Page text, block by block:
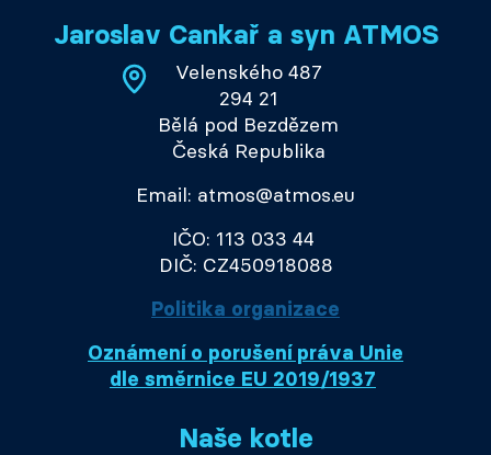
Jaroslav Cankař a syn ATMOS
Velenského 487
294 21
Bělá pod Bezdězem
Česká Republika
Email: atmos@atmos.eu
IČO: 113 033 44
DIČ: CZ450918088
Politika organizace
Oznámení o porušení práva Unie
dle směrnice EU 2019/1937
Naše kotle